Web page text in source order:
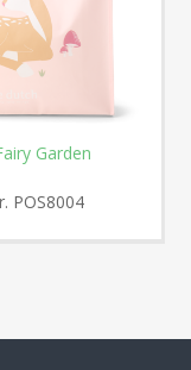
Garden
POS8004